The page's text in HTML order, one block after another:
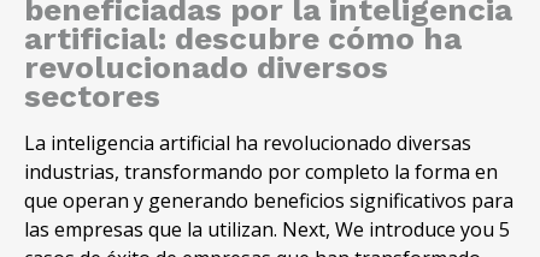
beneficiadas por la inteligencia
artificial: descubre cómo ha
revolucionado diversos
sectores
La inteligencia artificial ha revolucionado diversas
industrias, transformando por completo la forma en
que operan y generando beneficios significativos para
las empresas que la utilizan. Next, We introduce you 5